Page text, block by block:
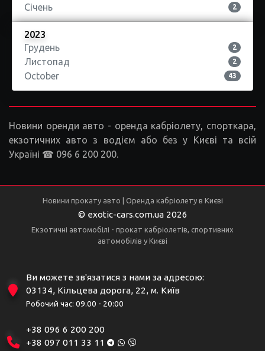
Січень 2
2023
Грудень
2
Листопад 2
October 43
Новини оренди авто - оренда кабріолету, спорткара,
екзотичних авто з водієм або без у Києві та всій
Україні ☎ 096 6 200 200.
Новини прокату авто | Оренда кабріолету в Києві
© exotic-cars.com.ua 2026
Екзотичні автомобілі - прокат кабріолетів, спортивних
автомобілів у Києві
Ви можете зв'язатися з нами за адресою:
03134, Кільцева дорога, 22, м. Київ
Робочий час: 09.00 - 20:00
+38 096 6 200 200
+38 097 011 33 11